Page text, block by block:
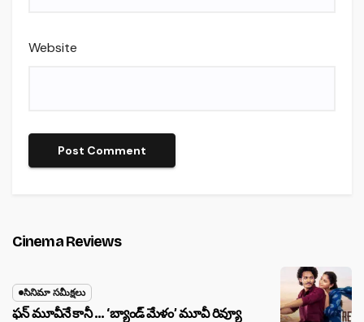
Website
Cinema Reviews
సినిమా సమీక్షలు
ఫన్ మూవీనే కానీ … ‘బ్యాండ్‌ మేళం’ మూవీ రివ్యూ